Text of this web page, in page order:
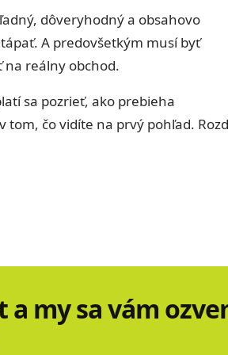
dôveryhodný a obsahovo
A predovšetkým musí byť
na reálny obchod.
sa pozrieť, ako prebieha
tom, čo vidíte na prvý pohľad.
my sa vám